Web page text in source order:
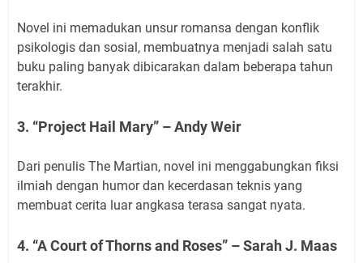
Novel ini memadukan unsur romansa dengan konflik
psikologis dan sosial, membuatnya menjadi salah satu
buku paling banyak dibicarakan dalam beberapa tahun
terakhir.
3. “Project Hail Mary” – Andy Weir
Dari penulis The Martian, novel ini menggabungkan fiksi
ilmiah dengan humor dan kecerdasan teknis yang
membuat cerita luar angkasa terasa sangat nyata.
4. “A Court of Thorns and Roses” – Sarah J. Maas